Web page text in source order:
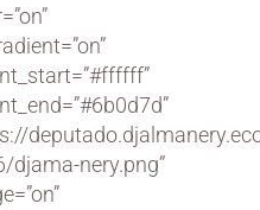
nery.png”